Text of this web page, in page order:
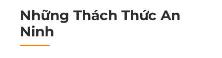
Những Thách Thức An
Ninh